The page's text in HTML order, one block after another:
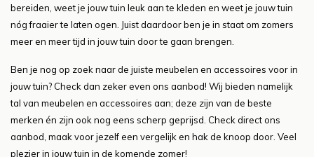
bereiden, weet je jouw tuin leuk aan te kleden en weet je jouw tuin
nóg fraaier te laten ogen. Juist daardoor ben je in staat om zomers
meer en meer tijd in jouw tuin door te gaan brengen.
Ben je nog op zoek naar de juiste meubelen en accessoires voor in
jouw tuin? Check dan zeker even ons aanbod! Wij bieden namelijk
tal van meubelen en accessoires aan; deze zijn van de beste
merken én zijn ook nog eens scherp geprijsd. Check direct ons
aanbod, maak voor jezelf een vergelijk en hak de knoop door. Veel
plezier in jouw tuin in de komende zomer!